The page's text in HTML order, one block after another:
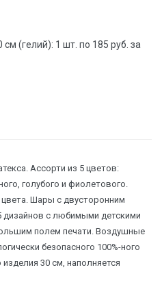
(гелий): 1 шт. по 185 руб. за
Ассорти из 5 цветов:
голубого и фиолетового.
Шары с двусторонним
с любимыми детскими
полем печати. Воздушные
безопасного 100%-ного
30 см, наполняется